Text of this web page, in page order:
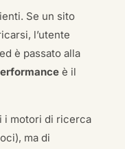
Se un sito
l’utente
è passato alla
è il
i motori di ricerca
ma di